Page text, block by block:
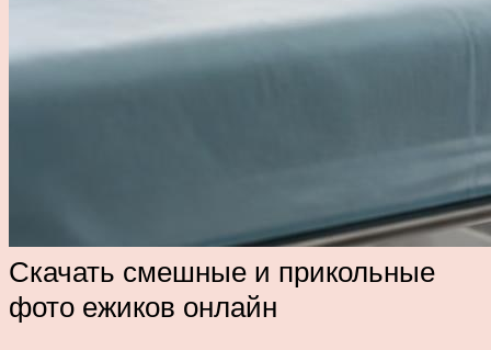
Скачать смешные и прикольные
фото ежиков онлайн